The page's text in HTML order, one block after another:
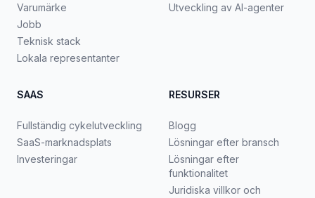
Varumärke
Jobb
Teknisk stack
Lokala representanter
Utveckling av AI-agenter
SAAS
Fullständig cykelutveckling
SaaS-marknadsplats
Investeringar
RESURSER
Blogg
Lösningar efter bransch
Lösningar efter
funktionalitet
Juridiska villkor och